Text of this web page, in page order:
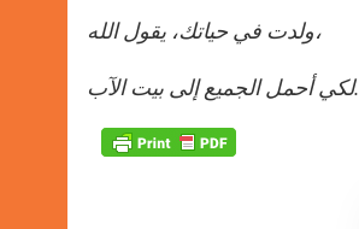
ولدت في حياتك، يقول الله،
لكي أحمل الجميع إلى بيت الآب.